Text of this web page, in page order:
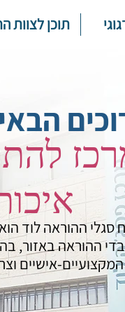
תוכן לצוות
סגלי ההוראה לוד
ההוראה באזור,
המקצועיים-אישיים